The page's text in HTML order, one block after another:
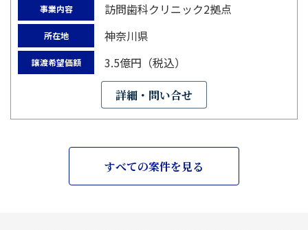
事業内容 訪問歯科クリニック2拠点
所在地 神奈川県
譲渡希望価額 3.5億円（税込）
詳細・問い合せ
すべての案件を見る